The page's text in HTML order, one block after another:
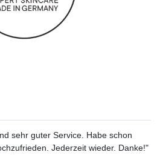
sehr guter Service. Habe schon
Jederzeit wieder. Danke!"